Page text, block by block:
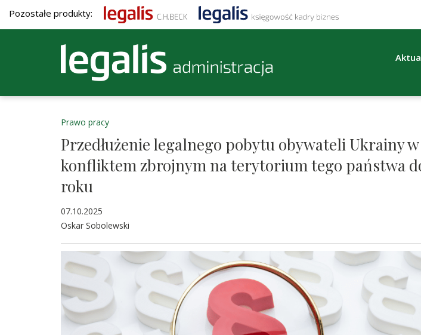
Pozostałe produkty:
Prawo pracy
Przedłużenie legalnego pobytu obywateli Ukrainy
konfliktem zbrojnym na terytorium tego państwa
roku
07.10.2025
Oskar Sobolewski